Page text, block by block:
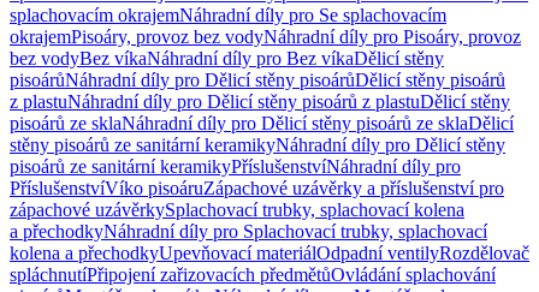
splachovacím okrajemNáhradní díly pro Se splachovacím
okrajemPisoáry, provoz bez vodyNáhradní díly pro Pisoáry, provoz
bez vodyBez víkaNáhradní díly pro Bez víkaDělicí stěny
pisoárůNáhradní díly pro Dělicí stěny pisoárůDělicí stěny pisoárů
z plastuNáhradní díly pro Dělicí stěny pisoárů z plastuDělicí stěny
pisoárů ze sklaNáhradní díly pro Dělicí stěny pisoárů ze sklaDělicí
stěny pisoárů ze sanitární keramikyNáhradní díly pro Dělicí stěny
pisoárů ze sanitární keramikyPříslušenstvíNáhradní díly pro
PříslušenstvíVíko pisoáruZápachové uzávěrky a příslušenství pro
zápachové uzávěrkySplachovací trubky, splachovací kolena
a přechodkyNáhradní díly pro Splachovací trubky, splachovací
kolena a přechodkyUpevňovací materiálOdpadní ventilyRozdělovač
spláchnutíPřipojení zařizovacích předmětůOvládání splachování